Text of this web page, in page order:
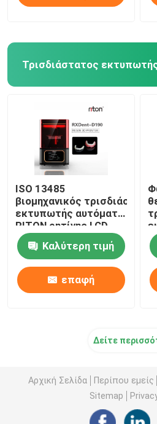
Τρισδιάστατος
ISO 13485
βιομηχανικός
εκτυπωτής αυτόματο
RITON ρητίνης LCD
Καλύτερη τιμή
επαφή
Δείτε
Αρχική Σελίδα Περίπου εμείς
Sitemap